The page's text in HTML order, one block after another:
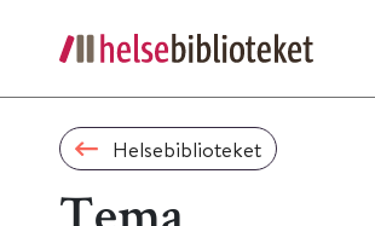
Helsebiblioteket